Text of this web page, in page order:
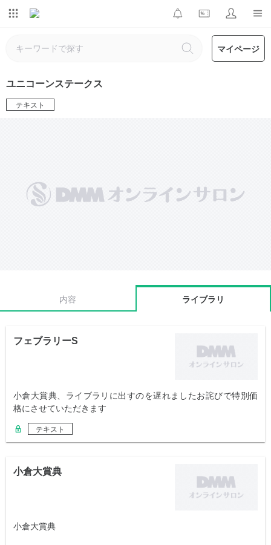
マイページ
ユニコーンステークス
テキスト
内容 ライブラリ
フェブラリーS
小倉大賞典、ライブラリに出すのを遅れましたお詫びで特別価
格にさせていただきます
テキスト
小倉大賞典
小倉大賞典